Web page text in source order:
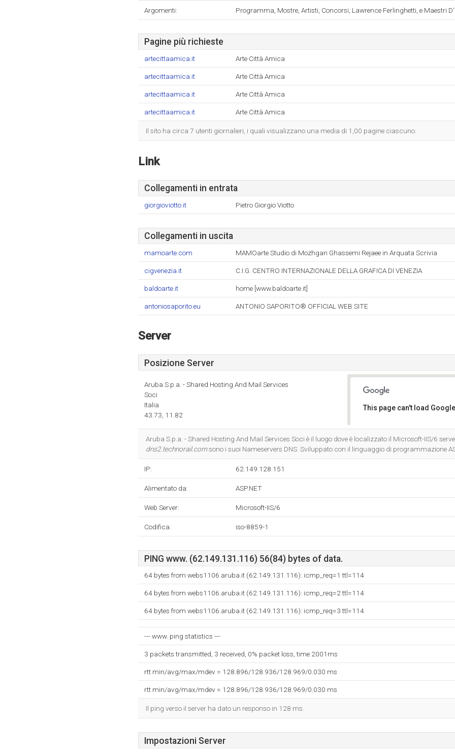
Argomenti: Programma, Mostre, Artisti, Concorsi, Lawrence Ferlinghetti, e Maestri
Pagine più richieste
artecittaamica.it Arte Città Amica
artecittaamica.it Arte Città Amica
artecittaamica.it Arte Città Amica
artecittaamica.it Arte Città Amica
Il sito ha circa 7 utenti giornalieri, i quali visualizzano una media di 1,00 pagine ciascuno.
Link
Collegamenti in entrata
giorgioviotto.it Pietro Giorgio Viotto
Collegamenti in uscita
mamoarte.com MAMOarte Studio di Mozhgan Ghassemi Rejaee in Arquata Scrivia
cigvenezia.it C.I.G. CENTRO INTERNAZIONALE DELLA GRAFICA DI VENEZIA
baldoarte.it home [www.baldoarte.it]
antoniosaporito.eu ANTONIO SAPORITO® OFFICIAL WEB SITE
Server
Posizione Server
Aruba S.p.a. - Shared Hosting And Mail Services
Soci
Italia
43.73, 11.82
This page can't load
Aruba S.p.a. - Shared Hosting And Mail Services Soci è il luogo dove è localizzato il Microsoft-IIS/6
dns2.technorail.comsono i suoi Nameservers DNS. Sviluppato con il linguaggio di programmazione
IP: 62.149.128.151
Alimentato da: ASP.NET
Web Server: Microsoft-IIS/6
Codifica: iso-8859-1
PING www. (62.149.131.116) 56(84) bytes of data.
64 bytes from webs1106.aruba.it (62.149.131.116): icmp_req=1 ttl=114
64 bytes from webs1106.aruba.it (62.149.131.116): icmp_req=2 ttl=114
64 bytes from webs1106.aruba.it (62.149.131.116): icmp_req=3 ttl=114
--- www. ping statistics ---
3 packets transmitted, 3 received, 0% packet loss, time 2001ms
rtt min/avg/max/mdev = 128.896/128.936/128.969/0.030 ms
rtt min/avg/max/mdev = 128.896/128.936/128.969/0.030 ms
Il ping verso il server ha dato un responso in 128 ms.
Impostazioni Server